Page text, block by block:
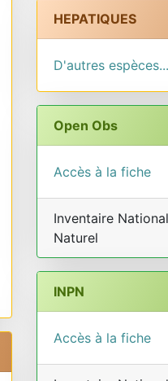
HEPATIQUES
D'autres espèces...
Open Obs
Accès à la fiche
Inventaire
Naturel
INPN
Accès à la fiche